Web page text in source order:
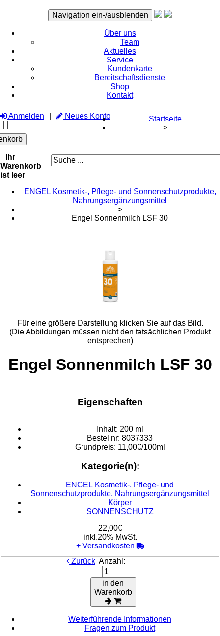
Navigation ein-/ausblenden
Über uns
Team
Aktuelles
Service
Kundenkarte
Bereitschaftsdienste
Shop
Kontakt
Anmelden
Neues Konto
Ihr
Warenkorb
ist leer
Startseite
>
ENGEL Kosmetik-, Pflege- und Sonnenschutzprodukte,
Nahrungsergänzungsmittel
>
Engel Sonnenmilch LSF 30
Für eine größere Darstellung klicken Sie auf das Bild.
(Die Abbildungen müssen nicht den tatsächlichen Produkt
entsprechen)
Engel Sonnenmilch LSF 30
Eigenschaften
Inhalt: 200 ml
Bestellnr: 8037333
Grundpreis: 11,00€/100ml
Kategorie(n):
ENGEL Kosmetik-, Pflege- und
Sonnenschutzprodukte, Nahrungsergänzungsmittel
Körper
SONNENSCHUTZ
22,00€
inkl.20% MwSt.
+ Versandkosten
Zurück Anzahl:
in den
Warenkorb
Weiterführende Informationen
Fragen zum Produkt